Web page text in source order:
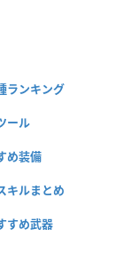
ランキング
ール
め装備
キルまとめ
すめ武器